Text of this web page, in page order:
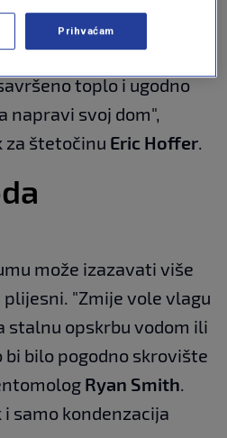
u vašem
deke ili krpe u otvorenim
toplo i ugodno
napravi svoj dom",
za štetočinu Eric Hoffer.
može izazavati više
"Zmije vole vlagu
stalnu opskrbu vodom ili
bilo pogodno skrovište
Ryan Smith.
samo kondenzacija
Prihvaćam